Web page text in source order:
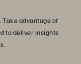
advantage of
to deliver insights